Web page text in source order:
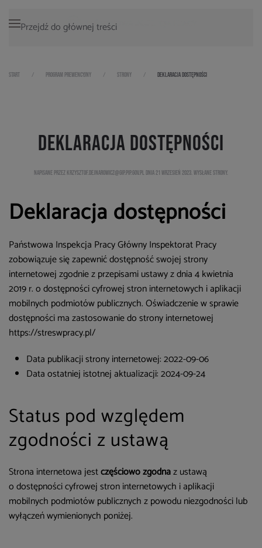
Przejdź do głównej treści
START PROGRAM PREWENCYJNY STRONY DEKLARACJA DOSTĘPNOŚCI
Deklaracja dostępności
NAPISANE PRZEZ KRZYSZTOF.DEJNAROWICZ@GIP.PIP.GOV.PL DNIA 21 WRZESIEŃ 2023 . WYSŁANESTRONY.
Deklaracja dostępności
Państwowa Inspekcja Pracy Główny Inspektorat Pracy
zobowiązuje się zapewnić dostępność swojej strony
internetowej zgodnie z przepisami ustawy z dnia 4 kwietnia
2019 r. o dostępności cyfrowej stron internetowych i aplikacji
mobilnych podmiotów publicznych. Oświadczenie w sprawie
dostępności ma zastosowanie do strony internetowej
https://streswpracy.pl/
Data publikacji strony internetowej:2022-09-06
Data ostatniej istotnej aktualizacji:2024-09-24
Status pod względem
zgodności z ustawą
Strona internetowa jestczęściowo zgodnaz ustawą
o dostępności cyfrowej stron internetowych i aplikacji
mobilnych podmiotów publicznych z powodu niezgodności lub
wyłączeń wymienionych poniżej.